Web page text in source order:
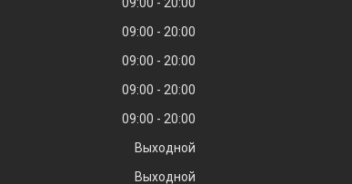
09:00
20:00
09:00
20:00
09:00
20:00
09:00
20:00
Выходной
Выходной